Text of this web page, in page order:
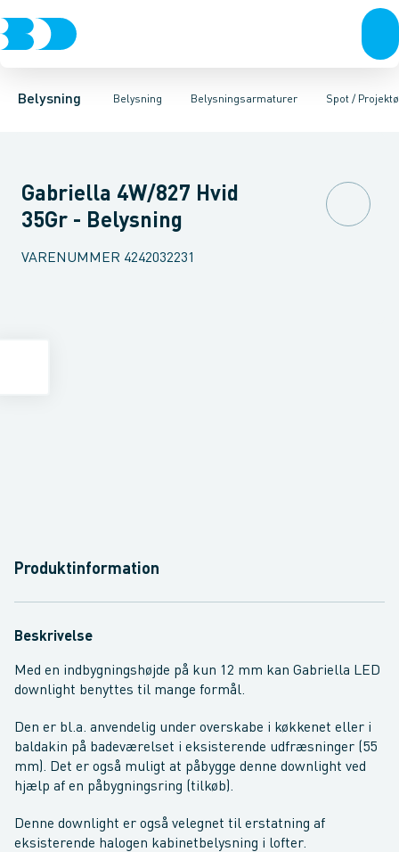
Belysning Belysning
Belysning Belysningsarmaturer
LyskilderBelysningsarmaturerLysstyringTilbehør tilSpot /
PendlerIndustriarmatur og halbelysningArmaturer for vej og
Gabriella 4W/827 Hvid
35Gr - Belysning
VARENUMMER 4242032231
Produktinformation
Beskrivelse
Med en indbygningshøjde på kun 12 mm kan Gabriella LED
downlight benyttes til mange formål.
Den er bl.a. anvendelig under overskabe i køkkenet eller i
baldakin på badeværelset i eksisterende udfræsninger (55
mm). Det er også muligt at påbygge denne downlight ved
hjælp af en påbygningsring (tilkøb).
Denne downlight er også velegnet til erstatning af
eksisterende halogen kabinetbelysning i lofter.